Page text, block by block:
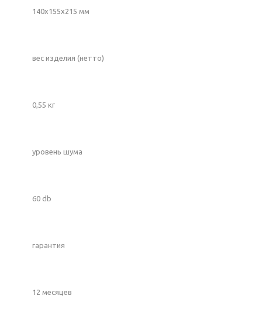
140х155х215 мм
вес изделия (нетто)
0,55 кг
уровень шума
60 db
гарантия
12 месяцев